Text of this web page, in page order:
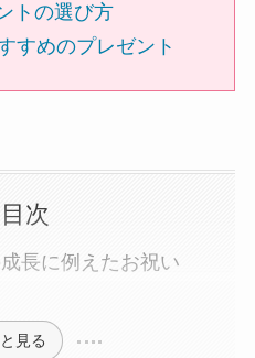
トの選び方
すめのプレゼント
目次
長に例えたお祝い
見る